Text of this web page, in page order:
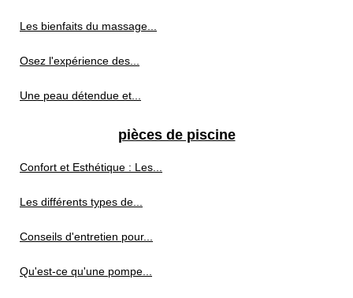
Les bienfaits du massage...
Osez l'expérience des...
Une peau détendue et...
pièces de piscine
Confort et Esthétique : Les...
Les différents types de...
Conseils d'entretien pour...
Qu'est-ce qu'une pompe...